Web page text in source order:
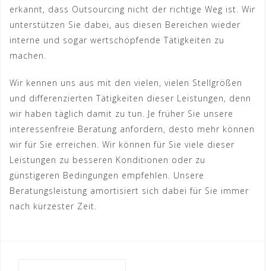
erkannt, dass Outsourcing nicht der richtige Weg ist. Wir
unterstützen Sie dabei, aus diesen Bereichen wieder
interne und sogar wertschöpfende Tätigkeiten zu
machen.
Wir kennen uns aus mit den vielen, vielen Stellgrößen
und differenzierten Tätigkeiten dieser Leistungen, denn
wir haben täglich damit zu tun. Je früher Sie unsere
interessenfreie Beratung anfordern, desto mehr können
wir für Sie erreichen. Wir können für Sie viele dieser
Leistungen zu besseren Konditionen oder zu
günstigeren Bedingungen empfehlen. Unsere
Beratungsleistung amortisiert sich dabei für Sie immer
nach kürzester Zeit.